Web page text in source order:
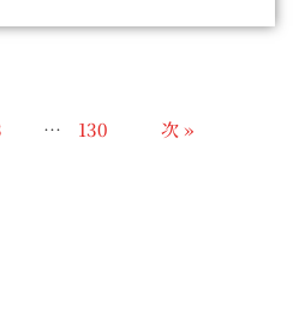
… 130 次 »